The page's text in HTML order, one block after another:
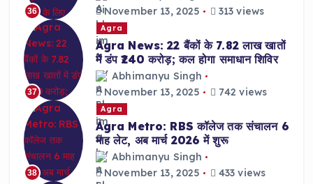
36
November 13, 2025
313 views
37
Agra
Agra News: 22 बैंकों के 7.82 लाख खातों
में डंप ₹240 करोड़; कल होगा समाधान शिविर
Abhimanyu Singh
November 13, 2025
742 views
38
Agra
Agra Metro: RBS कॉलेज तक संचालन 6
माह लेट, अब मार्च 2026 में शुरू
Abhimanyu Singh
November 13, 2025
433 views